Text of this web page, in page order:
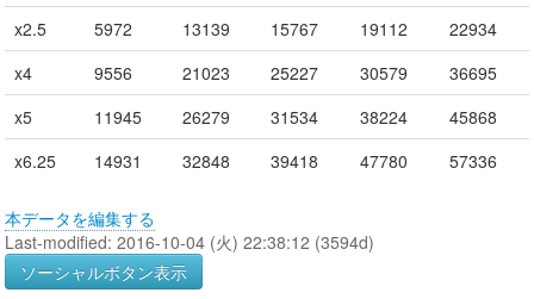
x2.5
5972 13139 15767 19112
22934
x4
9556 21023 25227 30579
36695
x5
11945 26279 31534 38224
45868
x6.25
14931 32848 39418 47780 57336
本データを編集する
Last-modified: 2016-10-04 (火) 22:38:12 (3594d)
ソーシャルボタン表示